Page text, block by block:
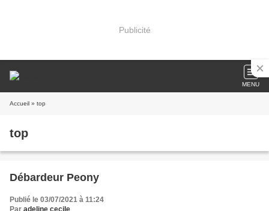
Publicité
MENU
Accueil » top
top
Débardeur Peony
Publié le 03/07/2021 à 11:24
Par adeline cecile